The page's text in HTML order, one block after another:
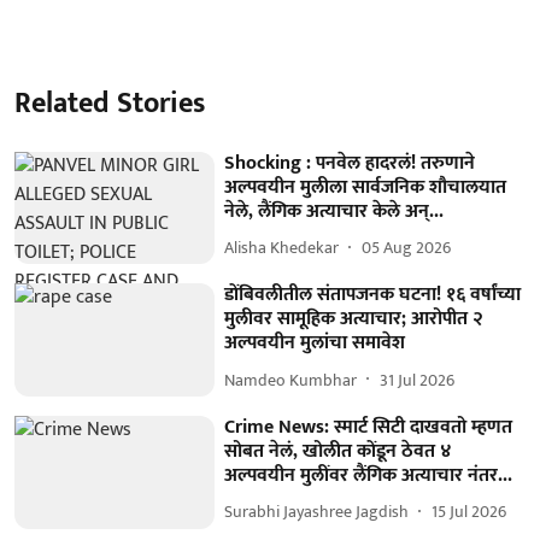
Related Stories
Shocking : पनवेल हादरलं! तरुणाने
अल्पवयीन मुलीला सार्वजनिक शौचालयात
नेले, लैंगिक अत्याचार केले अन्...
Alisha Khedekar 05 Aug 2026
डोंबिवलीतील संतापजनक घटना! १६ वर्षांच्या
मुलीवर सामूहिक अत्याचार; आरोपीत २
अल्पवयीन मुलांचा समावेश
Namdeo Kumbhar 31 Jul 2026
Crime News: स्मार्ट सिटी दाखवतो म्हणत
सोबत नेलं, खोलीत कोंडून ठेवत ४
अल्पवयीन मुलींवर लैंगिक अत्याचार नंतर...
Surabhi Jayashree Jagdish 15 Jul 2026